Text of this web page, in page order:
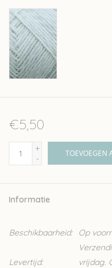
€5,50
+
-
TOEVOEGEN
Informatie
Beschikbaarheid: Op
Levertijd:
vrijdag.